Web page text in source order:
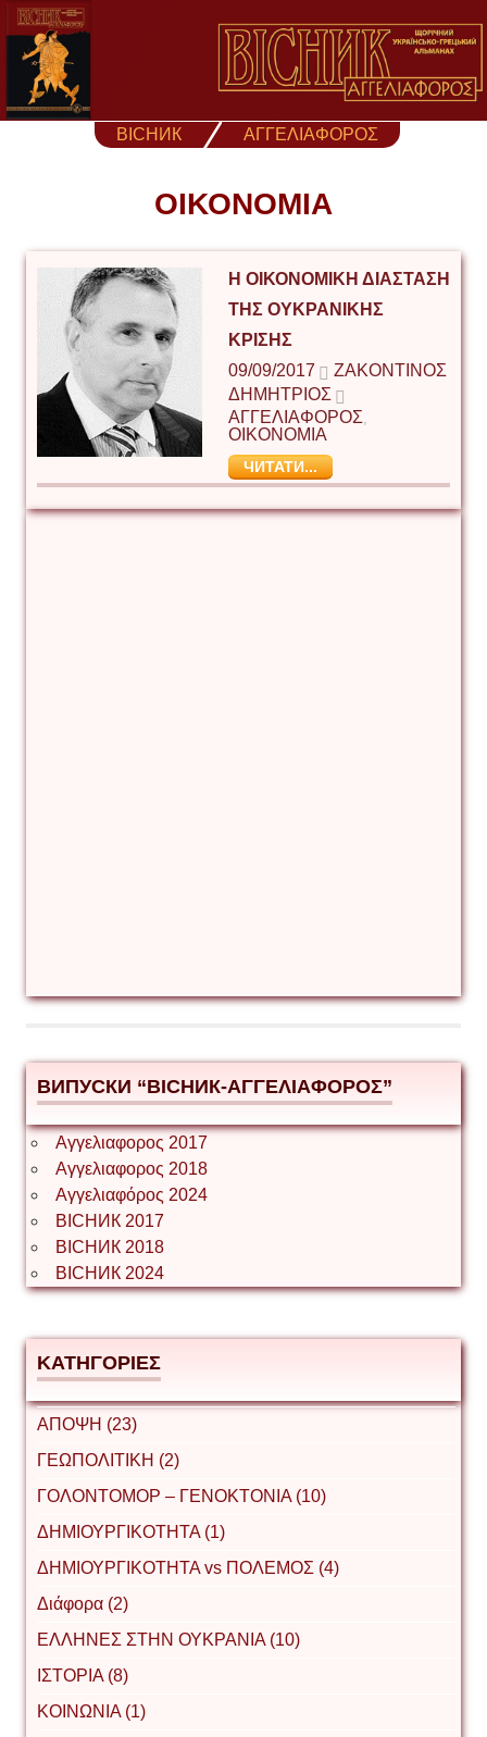
Skip
content
ВІСНИК ΑΓΓΕΛΙΑΦΟΡΟΣ
ΟΙΚΟΝΟΜΙΑ
Η ΟΙΚΟΝΟΜΙΚΗ ΔΙΑΣΤΑΣΗ
ΤΗΣ ΟΥΚΡΑΝΙΚΗΣ
ΚΡΙΣΗΣ
09/09/2017
ΖΑΚΟΝΤΙΝΌΣ
ΔΗΜΉΤΡΙΟΣ
ΑΓΓΕΛΙΑΦΟΡΟΣ
ΟΙΚΟΝΟΜΙΑ
ЧИТАТИ...
ВИПУСКИ “ВІСНИК-ΑΓΓΕΛΙΑΦΟΡΟΣ”
Αγγελιαφορος 2017
Αγγελιαφορος 2018
Αγγελιαφόρος 2024
ВІСНИК 2017
ВІСНИК 2018
ВІСНИК 2024
ΚΑΤΗΓΟΡΙΕΣ
ΑΠΟΨΗ (23)
ΓΕΩΠΟΛΙΤΙΚΗ (2)
ΓΟΛΟΝΤΟΜΟΡ – ΓΕΝΟΚΤΟΝΙΑ (10)
ΔΗΜΙΟΥΡΓΙΚΟΤΗΤΑ (1)
ΔΗΜΙΟΥΡΓΙΚΟΤΗΤΑ vs ΠΟΛΕΜΟΣ (4)
Διάφορα (2)
ΕΛΛΗΝΕΣ ΣΤΗΝ ΟΥΚΡΑΝΙΑ (10)
ΙΣΤΟΡΙΑ (8)
ΚΟΙΝΩΝΙΑ (1)